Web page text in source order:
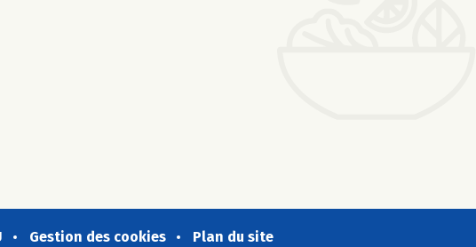
Gestion des cookies Plan du site